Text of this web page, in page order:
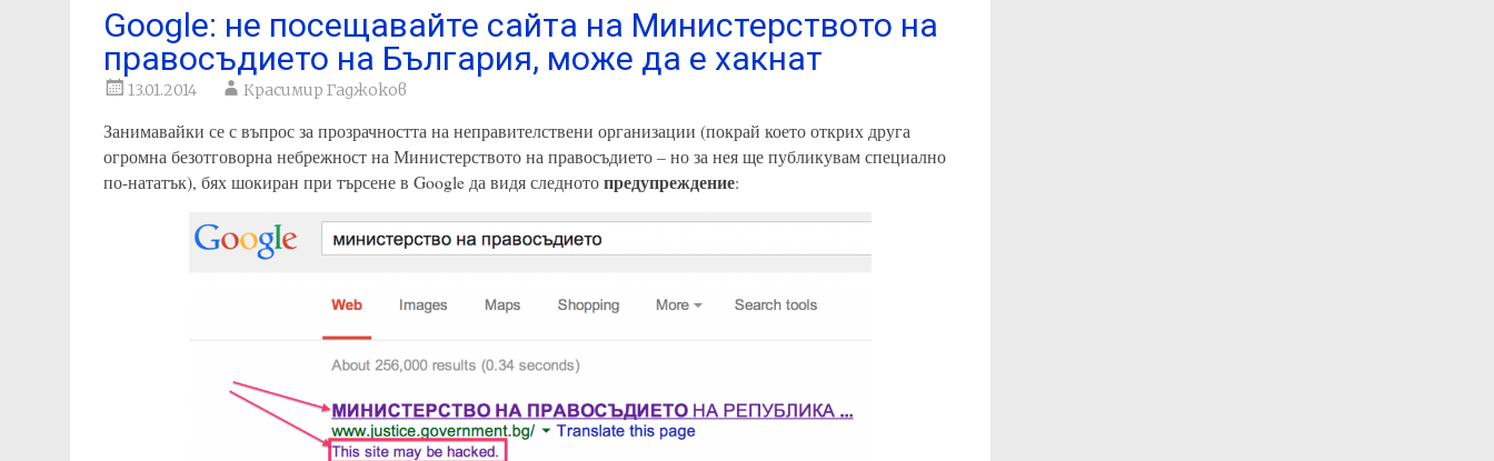
Google: не посещавайте сайта на Министерството на
правосъдието на България, може да е хакнат
13.01.2014 Красимир Гаджоков
Занимавайки се с въпрос за прозрачността на неправителствени организации (покрай което открих друга
огромна безотговорна небрежност на Министерството на правосъдието – но за нея ще публикувам специално
по-нататък), бях шокиран при търсене в Google да видя следното предупреждение: